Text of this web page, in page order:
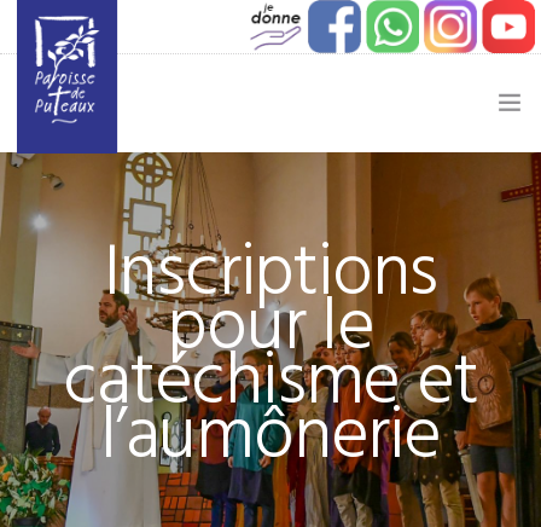
JE SOUHAITE…
ACTUALITÉ
JEUNESSE
ETAPES DE VIE
VIE PAROISSIALE
Inscriptions
pour le
catéchisme et
l’aumônerie